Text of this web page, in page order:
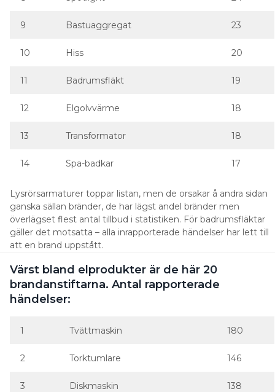
9 Bastuaggregat 23
10 Hiss 20
11 Badrumsfläkt 19
12 Elgolvvärme 18
13 Transformator 18
14 Spa-badkar 17
Lysrörsarmaturer toppar listan, men de orsakar å andra sidan
ganska sällan bränder, de har lägst andel bränder men
överlägset flest antal tillbud i statistiken. För badrumsfläktar
gäller det motsatta – alla inrapporterade händelser har lett till
att en brand uppstått.
Värst bland elprodukter är de här 20
brandanstiftarna. Antal rapporterade
händelser:
1 Tvättmaskin 180
2 Torktumlare 146
3 Diskmaskin 138